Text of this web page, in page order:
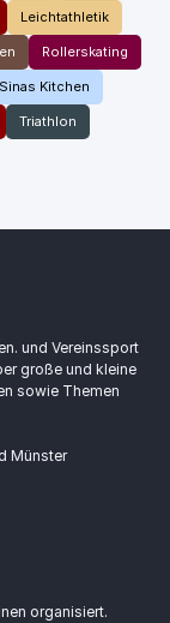
Leichtathletik
Rollerskating
Sinas Kitchen
Triathlon
und Vereinssport
große und kleine
sowie Themen
Münster
organisiert.